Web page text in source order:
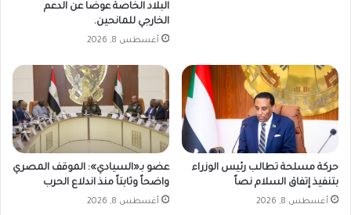
البلاد الخاصة عوضا عن الدعم
الخارجي للمانحين.
أغسطس 8, 2026
حركة مسلحة تطالب رئيس الوزراء
بتنفيذ إتفاق السلام نصاً
أغسطس 8, 2026
عضو بـ«السيادي»: الموقف المصري
واضحاً وثابتاً منذ اندلاع الحرب
أغسطس 8, 2026